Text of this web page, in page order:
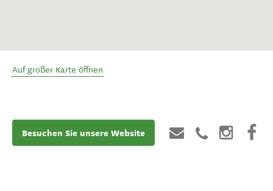
Auf großer Karte öffnen
Besuchen Sie unsere Website